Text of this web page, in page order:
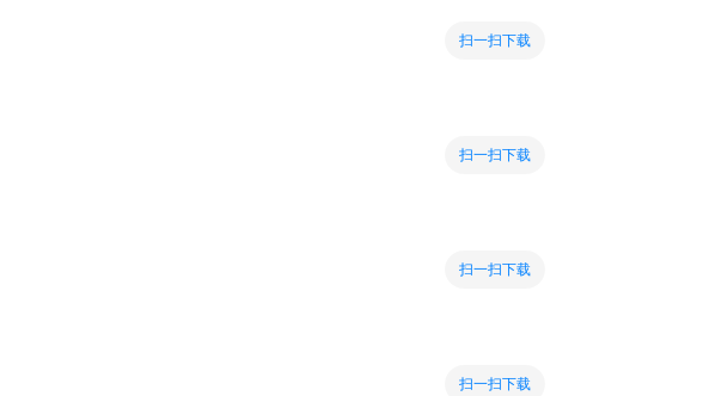
扫一扫下载
扫一扫下载
扫一扫下载
扫一扫下载